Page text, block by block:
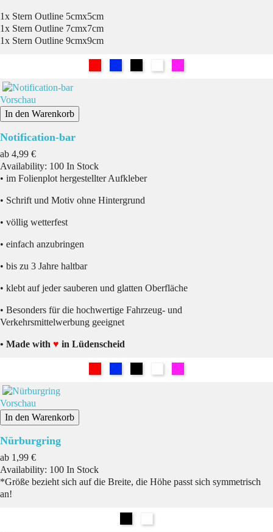
1x Stern Outline 5cmx5cm
1x Stern Outline 7cmx7cm
1x Stern Outline 9cmx9cm
Vorschau
In den Warenkorb
Notification-bar
ab Preis
4,99 €
Availability: 100 In Stock
• im Folienplot hergestellter Aufkleber
• Schrift und Motiv ohne Hintergrund
• völlig wetterfest
• einfach anzubringen
• bis zu 3 Jahre haltbar
• klebt auf jeder sauberen und glatten Oberfläche
• Besonders für die hochwertige Fahrzeug- und
Verkehrsmittelwerbung geeignet
• Made with ♥ in Lüdenscheid
Vorschau
In den Warenkorb
Nürburgring
ab Preis
1,99 €
Availability: 100 In Stock
*Größe bezieht sich auf die Breite, die Höhe passt sich symmetrisch
an!